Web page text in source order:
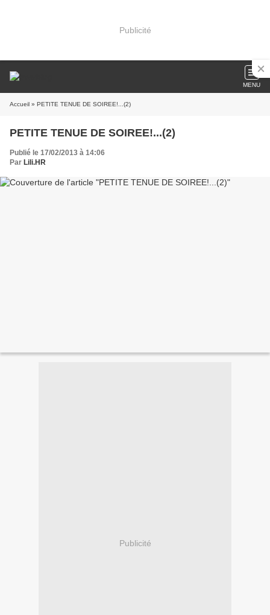
Publicité
MENU
Accueil » PETITE TENUE DE SOIREE!...(2)
PETITE TENUE DE SOIREE!...(2)
Publié le 17/02/2013 à 14:06
Par Lili.HR
Publicité